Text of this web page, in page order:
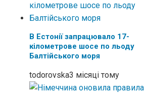
В Естонії запрацювало 17-
кілометрове шосе по льоду
Балтійського моря
todorovska3 місяці тому